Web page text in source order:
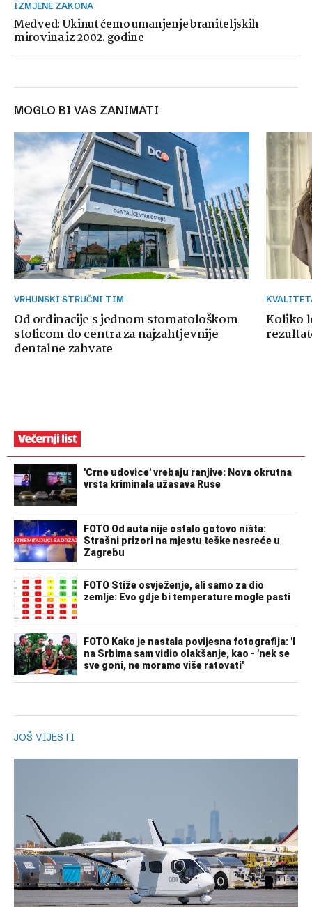
IZMJENE ZAKONA
Medved: Ukinut ćemo umanjenje braniteljskih
mirovina iz 2002. godine
MOGLO BI VAS ZANIMATI
VRHUNSKI STRUČNI TIM
Od ordinacije s jednom stomatološkom
stolicom do centra za najzahtjevnije
dentalne zahvate
Koliko
JOŠ VIJESTI